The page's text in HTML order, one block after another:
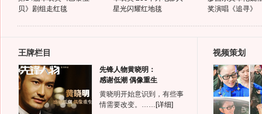
贝》剧组走红毯
星光闪耀红地毯
奖演唱《追寻》
王牌栏目
先锋人物黄晓明：
感谢低潮 偶像重生
黄晓明开始意识到，有些事
情需要改变。…… [详细]
视频策划